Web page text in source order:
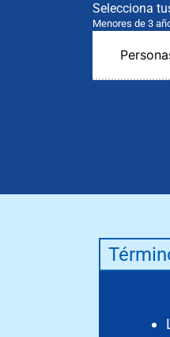
Selecciona
Menores de 3